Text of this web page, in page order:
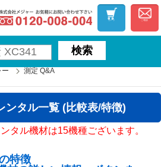
お気軽にお問
カート ご相談
検索
測定 Q&A
ンタル一覧 (比較表/特徴)
タル機材は15機種ございます。
特徴